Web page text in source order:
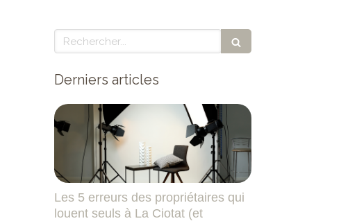
Rechercher
Derniers articles
Les 5 erreurs des propriétaires qui
louent seuls à La Ciotat (et